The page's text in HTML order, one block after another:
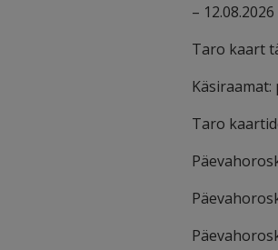
– 12.08.2026
Taro kaart
Taro